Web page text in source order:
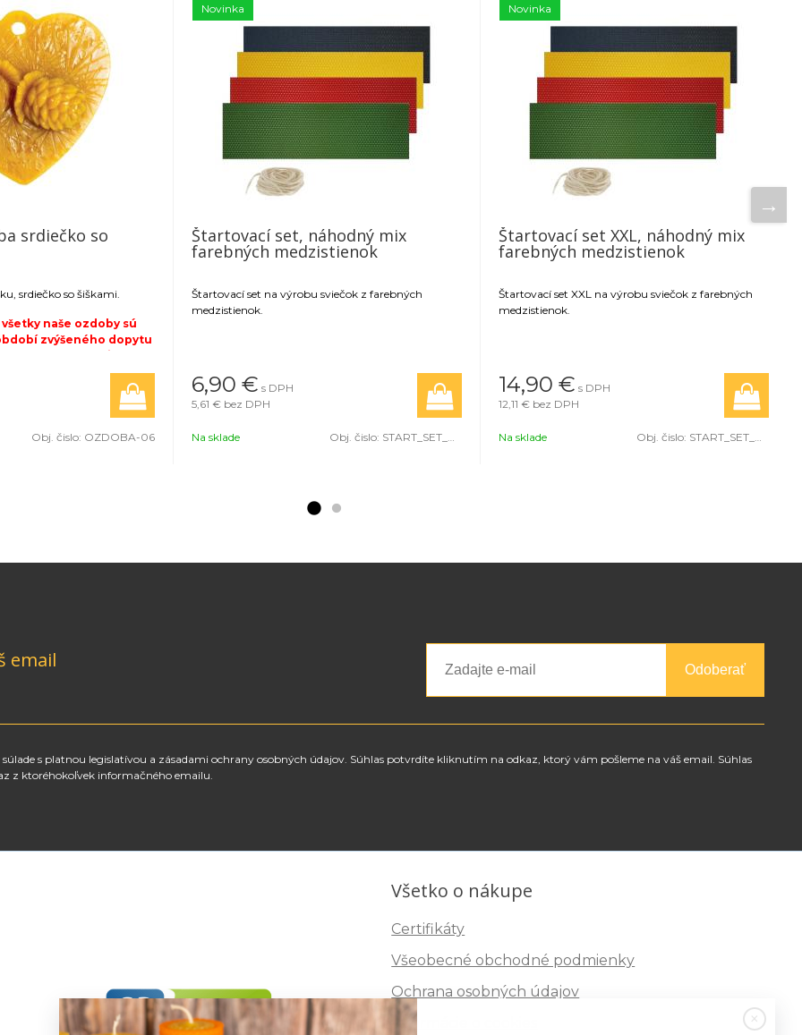
srdiečko so
srdiečko so šiškami.
naše ozdoby sú
zvýšeného dopytu
a expedície 3 až 5
objednávky.
viac ako 5
Obj. čislo: OZDOBA-06
Novinka
Štartovací set, náhodný mix
farebných medzistienok
Štartovací set na výrobu sviečok z farebných
medzistienok.
6,90 € s DPH
5,61 € bez DPH
Na sklade Obj. čislo: START_SET_NM
Novinka
Štartovací set XXL, náhodný mix
farebných medzistienok
Štartovací set XXL na výrobu sviečok z farebných
medzistienok.
14,90 € s DPH
12,11 € bez DPH
Na sklade Obj. čislo: START_SET_NM_XXL
email Odoberať
s platnou legislatívou a zásadami ochrany osobných údajov. Súhlas potvrdíte kliknutím na odkaz, ktorý vám pošleme na váš email. Súhlas
z ktoréhokoľvek informačného emailu.
Všetko o nákupe
Certifikáty
Všeobecné obchodné podmienky
Ochrana osobných údajov
Informácie o cookies